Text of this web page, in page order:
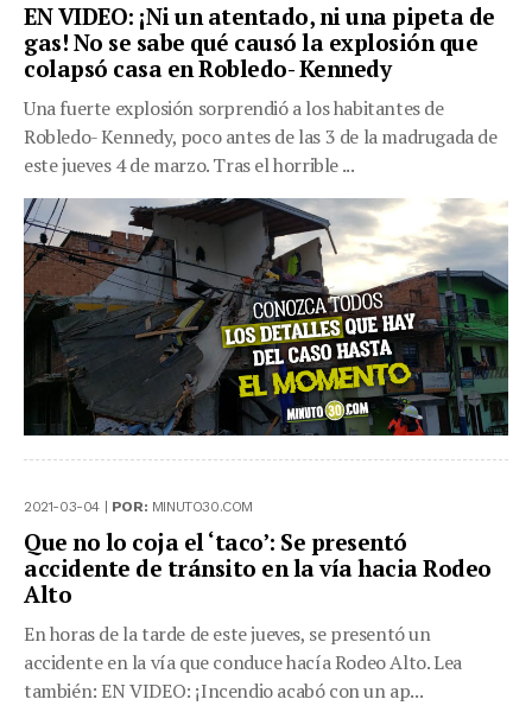
EN VIDEO: ¡Ni un atentado, ni una pipeta de
gas! No se sabe qué causó la explosión que
colapsó casa en Robledo- Kennedy
Una fuerte explosión sorprendió a los habitantes de
Robledo- Kennedy, poco antes de las 3 de la madrugada de
este jueves 4 de marzo. Tras el horrible ...
2021-03-04 | POR: MINUTO30.COM
Que no lo coja el ‘taco’: Se presentó
accidente de tránsito en la vía hacia Rodeo
Alto
En horas de la tarde de este jueves, se presentó un
accidente en la vía que conduce hacía Rodeo Alto. Lea
también: EN VIDEO: ¡Incendio acabó con un ap...